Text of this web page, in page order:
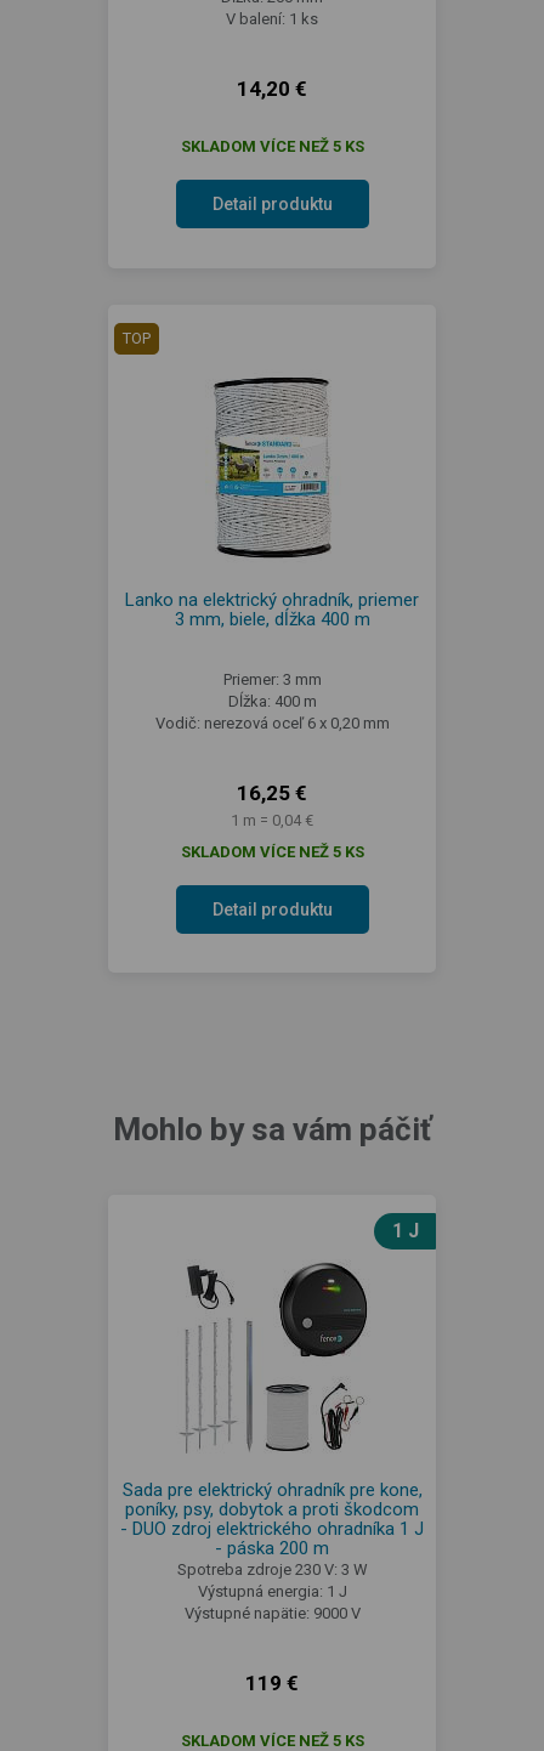
V balení: 1 ks
14,20 €
SKLADOM VÍCE NEŽ 5 KS
Detail produktu
TOP
Lanko na elektrický ohradník, priemer
3 mm, biele, dĺžka 400 m
Priemer: 3 mm
Dĺžka: 400 m
Vodič: nerezová oceľ 6 x 0,20 mm
16,25 €
1 m = 0,04 €
SKLADOM VÍCE NEŽ 5 KS
Detail produktu
Mohlo by sa vám páčiť
1 J
Sada pre elektrický ohradník pre kone,
poníky, psy, dobytok a proti škodcom
- DUO zdroj elektrického ohradníka 1 J
- páska 200 m
Spotreba zdroje 230 V: 3 W
Výstupná energia: 1 J
Výstupné napätie: 9000 V
119 €
SKLADOM VÍCE NEŽ 5 KS